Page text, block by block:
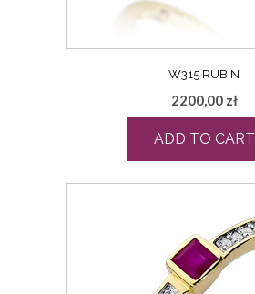
W315 RUBIN
2200,00 zł
ADD TO CART